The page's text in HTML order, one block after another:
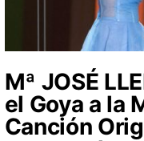
Mª JOSÉ
el Goya a la
Canción